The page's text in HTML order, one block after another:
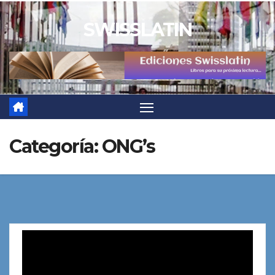
Saltar
al
contenido
SWISSLATIN
Categoría:ONG’s